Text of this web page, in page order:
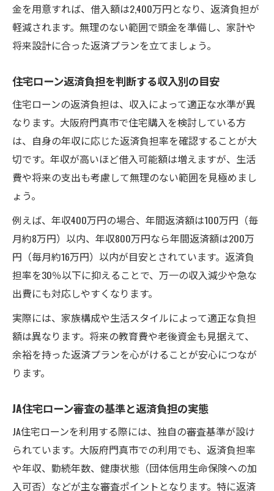
金を用意すれば、借入額は2,400万円となり、返済負担が
軽減されます。無理のない範囲で頭金を準備し、家計や
将来設計に合った返済プランを立てましょう。
住宅ローン返済負担を判断する収入別の目安
住宅ローンの返済負担は、収入によって適正な水準が異
なります。大阪府門真市で住宅購入を検討している方
は、自身の年収に応じた返済負担率を確認することが大
切です。年収が高いほど借入可能額は増えますが、生活
費や将来の支出も考慮して無理のない範囲を見極めまし
ょう。
例えば、年収400万円の場合、年間返済額は100万円（毎
月約8万円）以内、年収800万円なら年間返済額は200万
円（毎月約16万円）以内が目安とされています。返済負
担率を30％以下に抑えることで、万一の収入減少や急な
出費にも対応しやすくなります。
実際には、家族構成や生活スタイルによって適正な負担
額は異なります。将来の教育費や老後資金も見据えて、
余裕を持った返済プランを心がけることが安心につなが
ります。
JA住宅ローン審査の基準と返済負担の実態
JA住宅ローンを利用する際には、独自の審査基準が設け
られています。大阪府門真市での利用でも、返済負担率
や年収、勤続年数、健康状態（団体信用生命保険への加
入可否）などが主な審査ポイントとなります。特に返済